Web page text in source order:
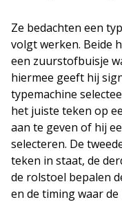
Ze bedachten een
volgt werken. Beide
een zuurstofbuisje
hiermee geeft hij
typemachine
het juiste teken op
aan te geven of hij
selecteren. De
teken in staat, de
de rolstoel bepalen
en de timing waar